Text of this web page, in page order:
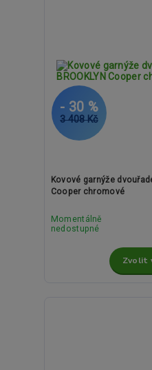
3 408 Kč
- 30 %
Kovové garnýže
Cooper chromové
Momentálně
nedostupné
Zvolit